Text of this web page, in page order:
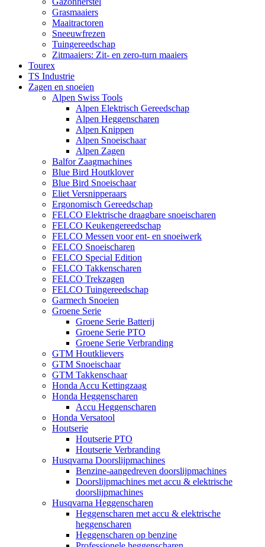
Grasmaaiers
Maaitractoren
Sneeuwfrezen
Tuingereedschap
Zitmaaiers: Zit- en zero-turn maaiers
Tourex
TS Industrie
Zagen en snoeien
Alpen Swiss Tools
Alpen Elektrisch Gereedschap
Alpen Heggenscharen
Alpen Knippen
Alpen Snoeischaar
Alpen Zagen
Balfor Zaagmachines
Blue Bird Houtklover
Blue Bird Snoeischaar
Eliet Versnipperaars
Ergonomisch Gereedschap
FELCO Elektrische draagbare snoeischaren
FELCO Keukengereedschap
FELCO Messen voor ent- en snoeiwerk
FELCO Snoeischaren
FELCO Special Edition
FELCO Takkenscharen
FELCO Trekzagen
FELCO Tuingereedschap
Garmech Snoeien
Groene Serie
Groene Serie Batterij
Groene Serie PTO
Groene Serie Verbranding
GTM Houtklievers
GTM Snoeischaar
GTM Takkenschaar
Honda Accu Kettingzaag
Honda Heggenscharen
Accu Heggenscharen
Honda Versatool
Houtserie
Houtserie PTO
Houtserie Verbranding
Husqvarna Doorslijpmachines
Benzine-aangedreven doorslijpmachines
Doorslijpmachines met accu & elektrische
doorslijpmachines
Husqvarna Heggenscharen
Heggenscharen met accu & elektrische
heggenscharen
Heggenscharen op benzine